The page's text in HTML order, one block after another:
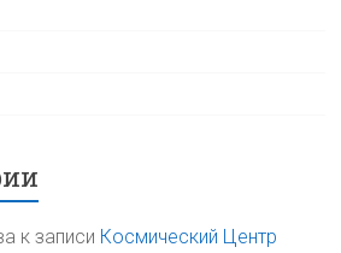
к записи Космический Центр